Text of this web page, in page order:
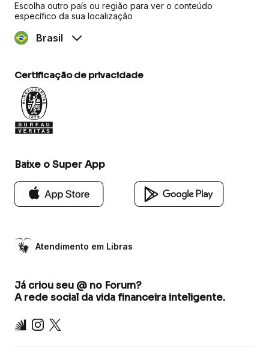
Escolha outro país ou região para ver o conteúdo
específico da sua localização
Brasil
Certificação de privacidade
Baixe o Super App
Atendimento em Libras
Já criou seu @ no Forum?
A rede social da vida financeira inteligente.
Inter Instagram
X